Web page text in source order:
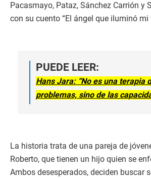
Pacasmayo, Pataz, Sánchez Carrión y
con su cuento “El ángel que iluminó mi
PUEDE LEER:
Hans Jara: “No es una terapia
problemas, sino de las
La historia trata de una pareja de
Roberto, que tienen un hijo quien se
Ambos desesperados, deciden buscar